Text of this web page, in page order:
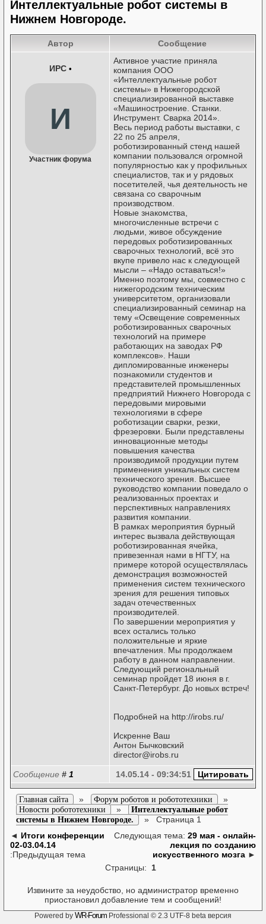
Интеллектуальные робот системы в
Нижнем Новгороде.
Автор Сообщение
ИРС •
И
Участник форума
Активное участие приняла
компания ООО
«Интеллектуальные робот
системы» в Нижегородской
специализированной выставке
«Машиностроение. Станки.
Инструмент. Сварка 2014».
Весь период работы выставки, с
22 по 25 апреля,
роботизированный стенд нашей
компании пользовался огромной
популярностью как у профильных
специалистов, так и у рядовых
посетителей, чья деятельность не
связана со сварочным
производством.
Новые знакомства,
многочисленные встречи с
людьми, живое обсуждение
передовых роботизированных
сварочных технологий, всё это
вкупе привело нас к следующей
мысли – «Надо оставаться!»
Именно поэтому мы, совместно с
нижегородским техническим
университетом, организовали
специализированный семинар на
тему «Освещение современных
роботизированных сварочных
технологий на примере
работающих на заводах РФ
комплексов». Наши
дипломированные инженеры
познакомили студентов и
представителей промышленных
предприятий Нижнего Новгорода с
передовыми мировыми
технологиями в сфере
роботизации сварки, резки,
фрезеровки. Были представлены
инновационные методы
повышения качества
производимой продукции путем
применения уникальных систем
технического зрения. Высшее
руководство компании поведало о
реализованных проектах и
перспективных направлениях
развития компании.
В рамках мероприятия бурный
интерес вызвала действующая
роботизированная ячейка,
привезенная нами в НГТУ, на
примере которой осуществлялась
демонстрация возможностей
применения систем технического
зрения для решения типовых
задач отечественных
производителей.
По завершении мероприятия у
всех остались только
положительные и яркие
впечатления. Мы продолжаем
работу в данном направлении.
Следующий региональный
семинар пройдет 18 июня в г.
Санкт-Петербург. До новых встреч!
Подробней на http://irobs.ru/
Искренне Ваш
Антон Бычковский
director@irobs.ru
Сообщение # 1 14.05.14 - 09:34:51
Главная сайта » Форум роботов и робототехники »
Новости робототехники »
Интеллектуальные робот
системы в Нижнем Новгороде.
» Страница 1
◄ Итоги конференции
02-03.04.14
:Предыдущая тема
Следующая тема: 29 мая - онлайн-
лекция по созданию
искусственного мозга ►
Страницы: 1
Извините за неудобство, но администратор временно
приостановил добавление тем и сообщений!
Powered by WR-Forum Professional © 2.3 UTF-8 beta версия